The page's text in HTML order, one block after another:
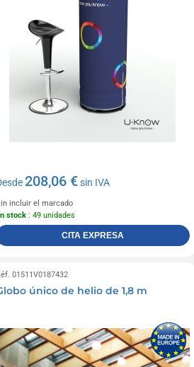
208,06 €sin IVA
incluir el marcado
stock: 49 unidades
CITA EXPRESA
01511V0187432
único de helio de 1,8 m